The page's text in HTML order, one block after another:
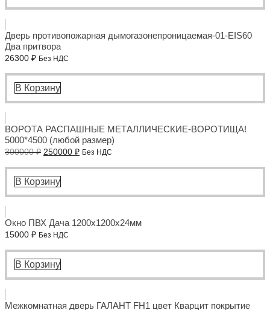
Дверь противопожарная дымогазонепроницаемая-01-EIS60
Два притвора
26300 ₽ Без НДС
В Корзину
ВОРОТА РАСПАШНЫЕ МЕТАЛЛИЧЕСКИЕ-ВОРОТИЩА!
5000*4500 (любой размер)
300000₽ Первоначальная
составляла
300000 ₽.
250000 ₽Текущая
250000 ₽.
Без НДС
В Корзину
Окно ПВХ Дача 1200x1200x24мм
15000 ₽ Без НДС
В Корзину
Межкомнатная дверь ГАЛАНТ FH1 цвет Кварцит покрытие